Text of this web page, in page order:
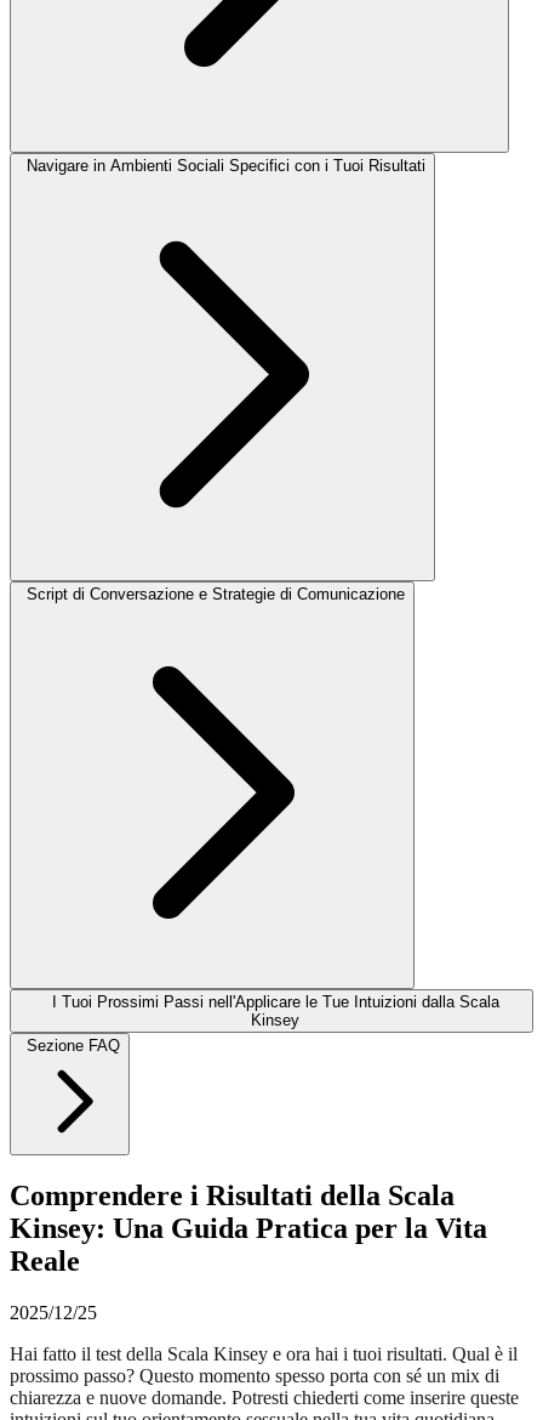
Navigare in Ambienti Sociali Specifici con i Tuoi Risultati
Script di Conversazione e Strategie di Comunicazione
I Tuoi Prossimi Passi nell'Applicare le Tue Intuizioni dalla Scala
Kinsey
Sezione FAQ
Comprendere i Risultati della Scala
Kinsey: Una Guida Pratica per la Vita
Reale
2025/12/25
Hai fatto il test della Scala Kinsey e ora hai i tuoi risultati. Qual è il
prossimo passo? Questo momento spesso porta con sé un mix di
chiarezza e nuove domande. Potresti chiederti come inserire queste